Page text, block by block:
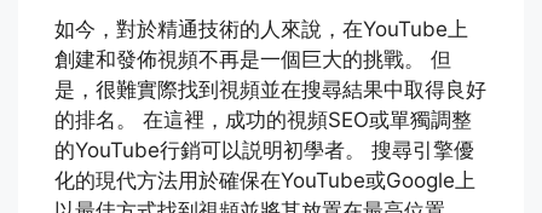
如今，對於精通技術的人來說，在YouTube上
創建和發佈視頻不再是一個巨大的挑戰。 但
是，很難實際找到視頻並在搜尋結果中取得良好
的排名。 在這裡，成功的視頻SEO或單獨調整
的YouTube行銷可以説明初學者。 搜尋引擎優
化的現代方法用於確保在YouTube或Google上